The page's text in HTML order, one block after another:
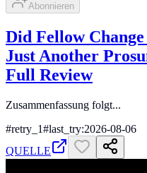
Abonnieren
Did Fellow
Just Another
Full Review
Zusammenfassung folgt...
#retry_1#last_try:2026-08-06
QUELLE